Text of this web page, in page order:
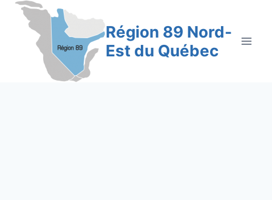
Aller
contenu
Région 89 Nord-
Est du Québec